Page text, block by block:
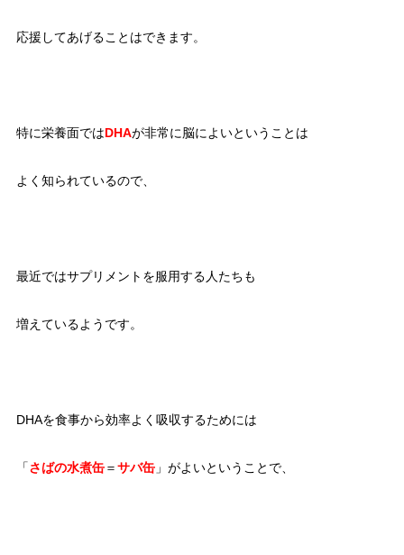
応援してあげることはできます。
特に栄養面ではDHAが非常に脳によいということは
よく知られているので、
最近ではサプリメントを服用する人たちも
増えているようです。
DHAを食事から効率よく吸収するためには
「さばの水煮缶＝サバ缶」がよいということで、